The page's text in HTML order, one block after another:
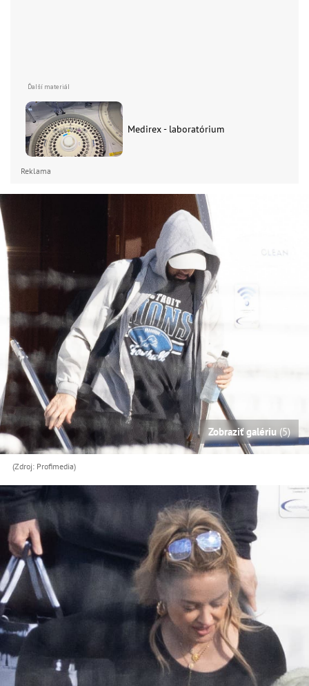
Medirex - laboratórium
Reklama
Zobraziť galériu(5)
(Zdroj: Profimedia)